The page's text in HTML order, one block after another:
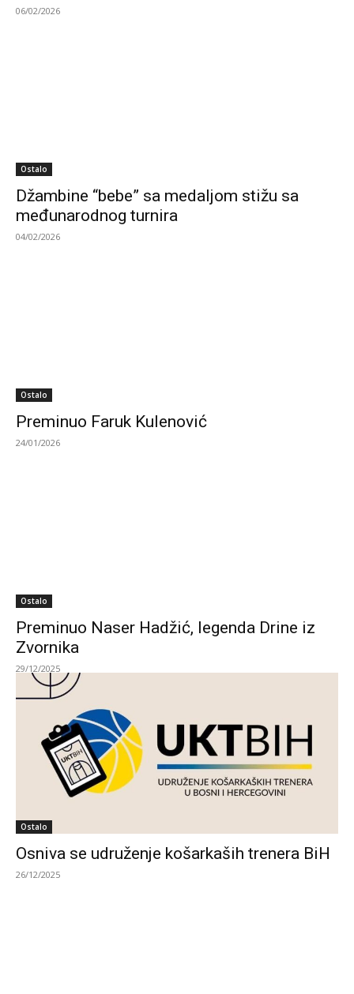
06/02/2026
Ostalo
Džambine “bebe” sa medaljom stižu sa
međunarodnog turnira
04/02/2026
Ostalo
Preminuo Faruk Kulenović
24/01/2026
Ostalo
Preminuo Naser Hadžić, legenda Drine iz
Zvornika
29/12/2025
Ostalo
Osniva se udruženje košarkaših trenera BiH
26/12/2025